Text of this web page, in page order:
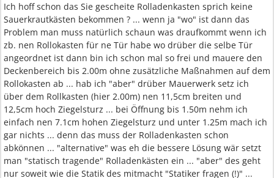
Ich hoff schon das Sie gescheite Rolladenkasten sprich keine
Sauerkrautkästen bekommen ? ... wenn ja "wo" ist dann das
Problem man muss natürlich schaun was draufkommt wenn ich
zb. nen Rollokasten für ne Tür habe wo drüber die selbe Tür
angeordnet ist dann bin ich schon mal so frei und mauere den
Deckenbereich bis 2.00m ohne zusätzliche Maßnahmen auf dem
Rollokasten ab ... hab ich "aber" drüber Mauerwerk setz ich
über dem Rollkasten (hier 2.00m) nen 11,5cm breiten und
12,5cm hoch Ziegelsturz ... bei Öffnung bis 1.50m nehm ich
einfach nen 7.1cm hohen Ziegelsturz und unter 1.25m mach ich
gar nichts ... denn das muss der Rolladenkasten schon
abkönnen ... "alternative" was eh die bessere Lösung wär setzt
man "statisch tragende" Rolladenkästen ein ... "aber" des geht
nur soweit wie die Statik des mitmacht "Statiker fragen (!)" ...